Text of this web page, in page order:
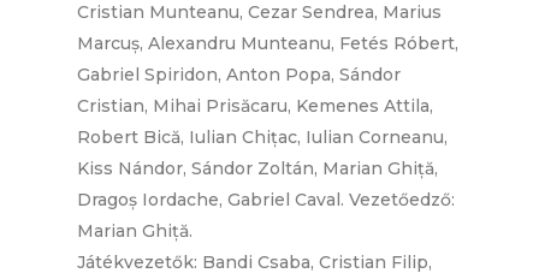
Cristian Munteanu, Cezar Sendrea, Marius
Marcuș, Alexandru Munteanu, Fetés Róbert,
Gabriel Spiridon, Anton Popa, Sándor
Cristian, Mihai Prisăcaru, Kemenes Attila,
Robert Bică, Iulian Chițac, Iulian Corneanu,
Kiss Nándor, Sándor Zoltán, Marian Ghiță,
Dragoș Iordache, Gabriel Caval. Vezetőedző:
Marian Ghiță.
Játékvezetők: Bandi Csaba, Cristian Filip,